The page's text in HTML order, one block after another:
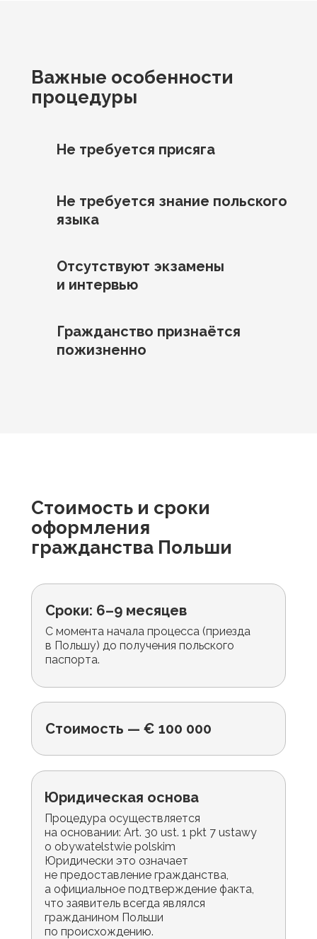
Важные особенности
процедуры
Не требуется присяга
Не требуется знание польского
языка
Отсутствуют экзамены
и интервью
Гражданство признаётся
пожизненно
Стоимость и сроки
оформления
гражданства Польши
Сроки: 6–9 месяцев
Стоимость — € 100 000
С момента начала процесса (приезда
в Польшу) до получения польского
паспорта.
Юридическая основа
Процедура осуществляется
на основании: Art. 30 ust. 1 pkt 7 ustawy
o obywatelstwie polskim
Юридически это означает
не предоставление гражданства,
а официальное подтверждение факта,
что заявитель всегда являлся
гражданином Польши
по происхождению.